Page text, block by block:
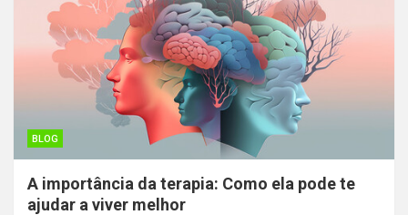
BLOG
A importância da terapia: Como ela pode te
ajudar a viver melhor